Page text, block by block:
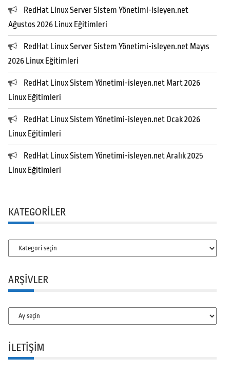
RedHat Linux Server Sistem Yönetimi-isleyen.net
Ağustos 2026 Linux Eğitimleri
RedHat Linux Server Sistem Yönetimi-isleyen.net Mayıs
2026 Linux Eğitimleri
RedHat Linux Sistem Yönetimi-isleyen.net Mart 2026
Linux Eğitimleri
RedHat Linux Sistem Yönetimi-isleyen.net Ocak 2026
Linux Eğitimleri
RedHat Linux Sistem Yönetimi-isleyen.net Aralık 2025
Linux Eğitimleri
KATEGORILER
Kategoriler
ARŞIVLER
Arşivler
İLETİŞİM